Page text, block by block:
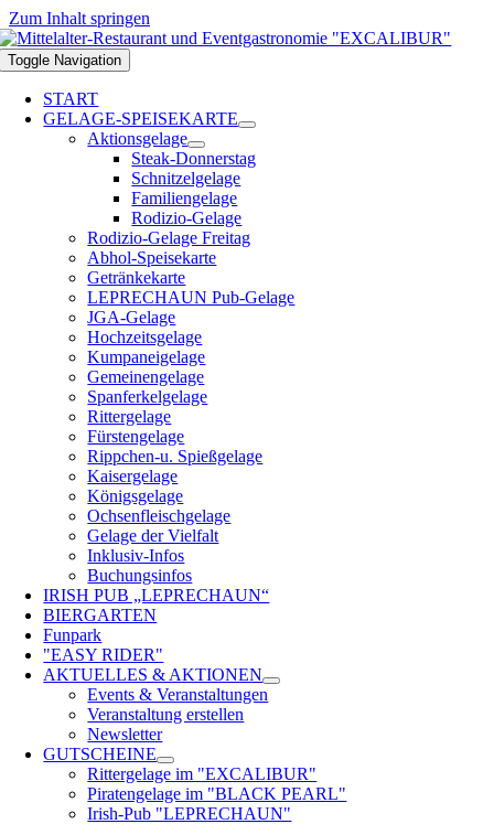
Zum Inhalt springen
Toggle Navigation
START
GELAGE-SPEISEKARTE
Aktionsgelage
Steak-Donnerstag
Schnitzelgelage
Familiengelage
Rodizio-Gelage
Rodizio-Gelage Freitag
Abhol-Speisekarte
Getränkekarte
LEPRECHAUN Pub-Gelage
JGA-Gelage
Hochzeitsgelage
Kumpaneigelage
Gemeinengelage
Spanferkelgelage
Rittergelage
Fürstengelage
Rippchen-u. Spießgelage
Kaisergelage
Königsgelage
Ochsenfleischgelage
Gelage der Vielfalt
Inklusiv-Infos
Buchungsinfos
IRISH PUB „LEPRECHAUN“
BIERGARTEN
Funpark
"EASY RIDER"
AKTUELLES & AKTIONEN
Events & Veranstaltungen
Veranstaltung erstellen
Newsletter
GUTSCHEINE
Rittergelage im "EXCALIBUR"
Piratengelage im "BLACK PEARL"
Irish-Pub "LEPRECHAUN"